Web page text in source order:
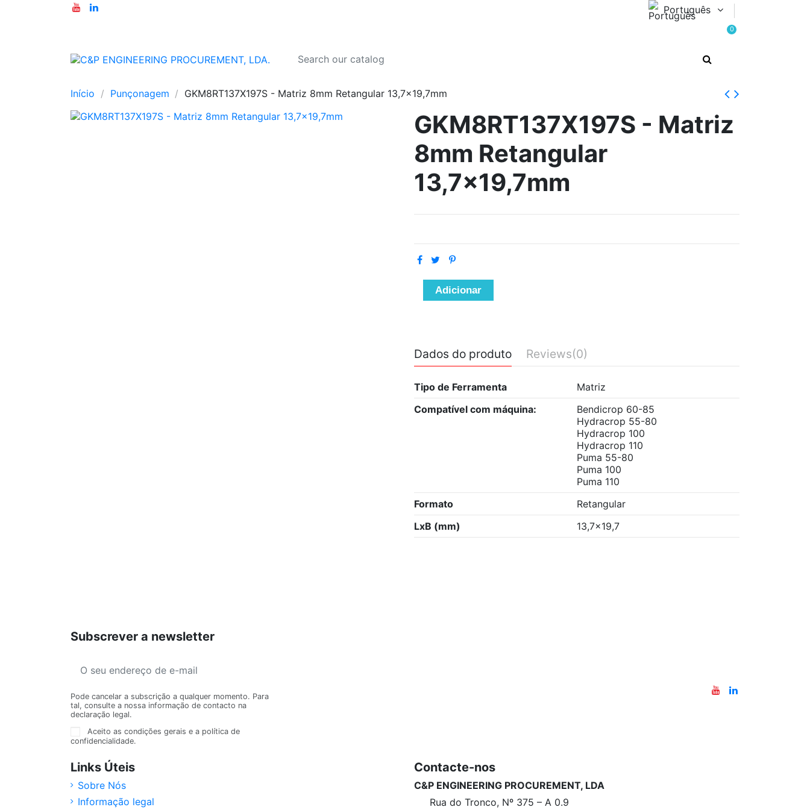
Português
0
Início Punçonagem GKM8RT137X197S - Matriz 8mm Retangular 13,7x19,7mm
GKM8RT137X197S - Matriz
8mm Retangular
13,7x19,7mm
Adicionar
Dados do produto Reviews(0)
Tipo de Ferramenta
Matriz
Compatível com máquina:
Bendicrop 60-85
Hydracrop 55-80
Hydracrop 100
Hydracrop 110
Puma 55-80
Puma 100
Puma 110
Formato
Retangular
LxB (mm)
13,7x19,7
Subscrever a newsletter
Pode cancelar a subscrição a qualquer momento. Para
tal, consulte a nossa informação de contacto na
declaração legal.
Aceito as condições gerais e a política de
confidencialidade.
Links Úteis
Sobre Nós
Informação legal
Contacte-nos
C&P ENGINEERING PROCUREMENT, LDA
Rua do Tronco, Nº 375 – A 0.9